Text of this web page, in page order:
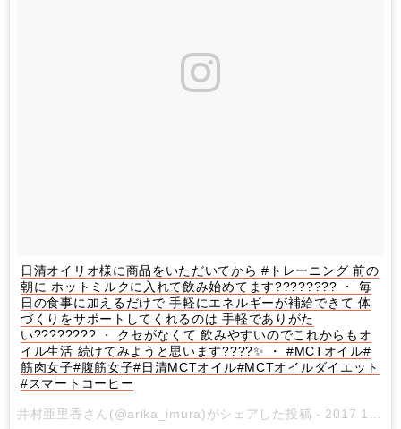
日清オイリオ様に商品をいただいてから #トレーニング 前の
朝に ホットミルクに入れて飲み始めてます???????? ・ 毎
日の食事に加えるだけで 手軽にエネルギーが補給できて 体
づくりをサポートしてくれるのは 手軽でありがた
い???????? ・ クセがなくて 飲みやすいのでこれからもオ
イル生活 続けてみようと思います????✨ ・ #MCTオイル#
筋肉女子#腹筋女子#日清MCTオイル#MCTオイルダイエット
#スマートコーヒー
井村亜里香さん(@arika_imura)がシェアした投稿 - 2017 11月 20 9:17午後 PST